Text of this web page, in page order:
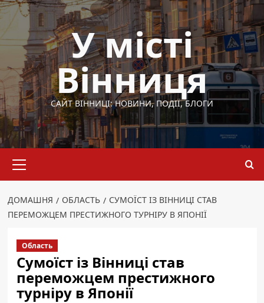
Перейти
до
вмісту
У місті
Вінниця
САЙТ ВІННИЦІ: НОВИНИ, ПОДІЇ, БЛОГИ
меню
ДОМАШНЯ ОБЛАСТЬ
СУМОЇСТ ІЗ ВІННИЦІ СТАВ
ПЕРЕМОЖЦЕМ ПРЕСТИЖНОГО ТУРНІРУ В ЯПОНІЇ
Область
Сумоїст із Вінниці став
переможцем престижного
турніру в Японії